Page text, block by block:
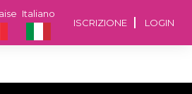
ISCRIZIONE LOGIN
Italiano